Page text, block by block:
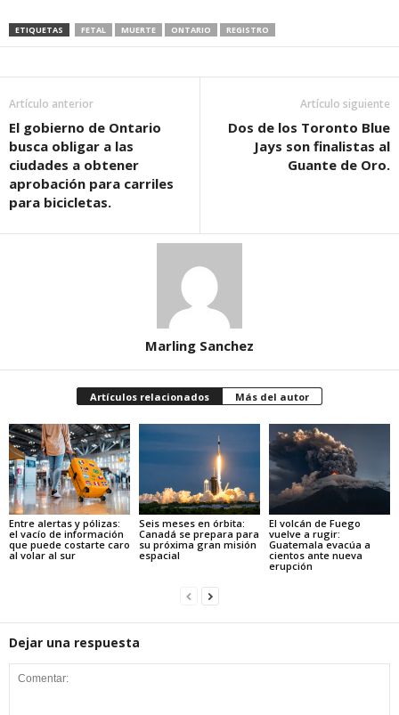
ETIQUETAS FETAL MUERTE ONTARIO REGISTRO
Artículo anterior
El gobierno de Ontario
busca obligar a las
ciudades a obtener
aprobación para carriles
para bicicletas.
Artículo siguiente
Dos de los Toronto Blue
Jays son finalistas al
Guante de Oro.
Marling Sanchez
Artículos relacionados Más del autor
Entre alertas y pólizas:
el vacío de información
que puede costarte caro
al volar al sur
Seis meses en órbita:
Canadá se prepara para
su próxima gran misión
espacial
El volcán de Fuego
vuelve a rugir:
Guatemala evacúa a
cientos ante nueva
erupción
Dejar una respuesta